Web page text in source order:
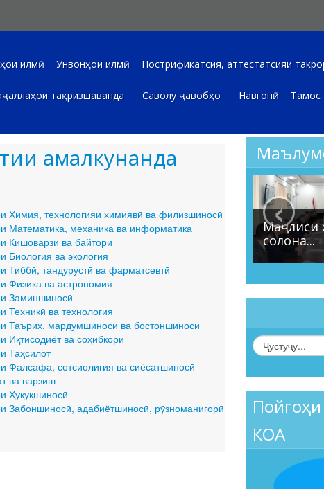
илмӣ Унвонҳои илмӣ Нострификатсия, аттестатсияи
тақризшаванда Саволу ҷавобҳо Навгонӣ Тамос
амалкунанда
Химия, технологияи химиявӣ ва филизшиносӣ
Математика, механика ва информатика
Кишоварзӣ ва байторӣ
Биология ва экология
Тиббӣ, тандурустӣ ва фарматсевтӣ
Физика ва астрономия
Заминшиносӣ
Техникӣ ва технология
Таърих, мардумшиносӣ ва бостоншиносӣ
Иқтисодиёт ва соҳибкорӣ
Таҳсилот
Фалсафа, сотсиолигия ва сиёсатшиносӣ
ва варзиш
Ҳуқуқшиносӣ
Забоншиносӣ, адабиётшиносӣ, рӯзноманигорӣ
Маҷлиси
солона...
‹
КОА